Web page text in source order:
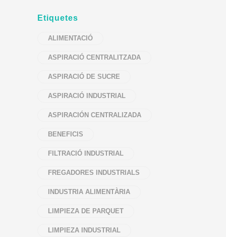
Etiquetes
ALIMENTACIÓ
ASPIRACIÓ CENTRALITZADA
ASPIRACIÓ DE SUCRE
ASPIRACIÓ INDUSTRIAL
ASPIRACIÓN CENTRALIZADA
BENEFICIS
FILTRACIÓ INDUSTRIAL
FREGADORES INDUSTRIALS
INDUSTRIA ALIMENTÀRIA
LIMPIEZA DE PARQUET
LIMPIEZA INDUSTRIAL